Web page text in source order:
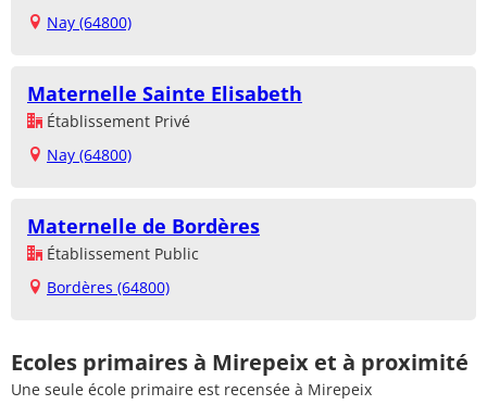
Nay (64800)
Maternelle Sainte Elisabeth
Établissement Privé
Nay (64800)
Maternelle de Bordères
Établissement Public
Bordères (64800)
Ecoles primaires à Mirepeix et à proximité
Une seule école primaire est recensée à Mirepeix